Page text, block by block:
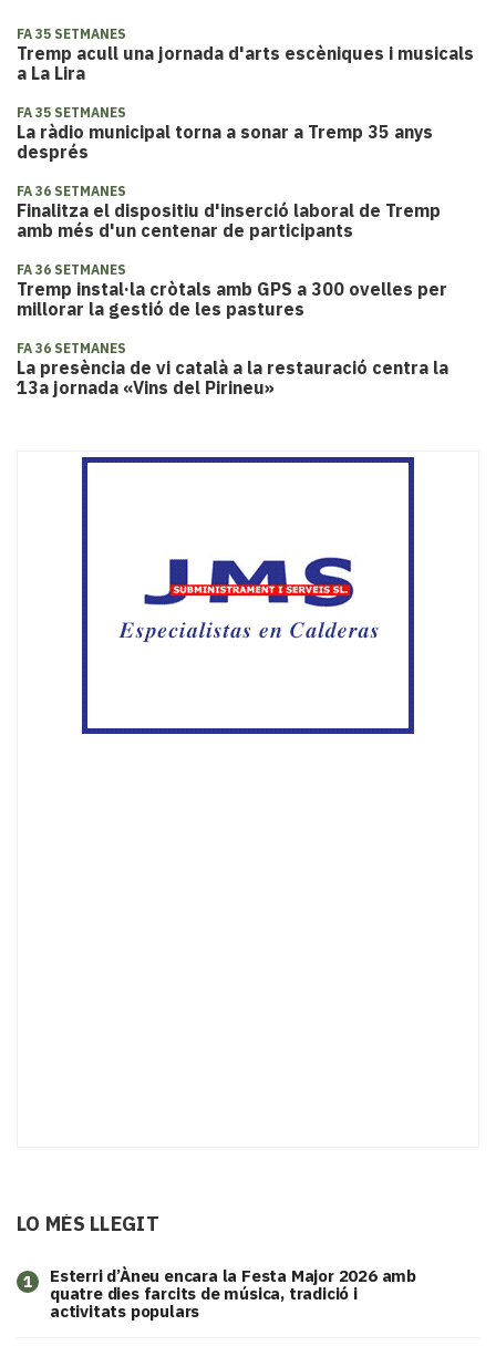
FA 35 SETMANES
Tremp acull una jornada d'arts escèniques i musicals
a La Lira
FA 35 SETMANES
La ràdio municipal torna a sonar a Tremp 35 anys
després
FA 36 SETMANES
Finalitza el dispositiu d'inserció laboral de Tremp
amb més d'un centenar de participants
FA 36 SETMANES
Tremp instal·la cròtals amb GPS a 300 ovelles per
millorar la gestió de les pastures
FA 36 SETMANES
La presència de vi català a la restauració centra la
13a jornada «Vins del Pirineu»
LO MÉS LLEGIT
1
Esterri d’Àneu encara la Festa Major 2026 amb
quatre dies farcits de música, tradició i
activitats populars